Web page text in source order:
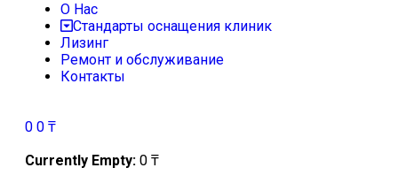
О Нас
Стандарты оснащения клиник
Лизинг
Ремонт и обслуживание
Контакты
0 0 ₸
Currently Empty: 0 ₸